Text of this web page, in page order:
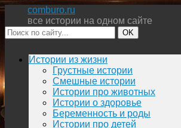
comburo.ru
все истории на одном сайте
OK
Перейти
к
содержимому
Истории из жизни
Грустные истории
Смешные истории
Истории про животных
Истории о здоровье
Беременность и роды
Истории про детей